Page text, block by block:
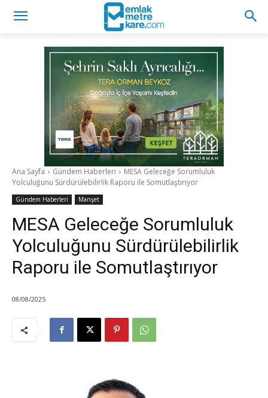
Ana Sayfa Gündem Haberleri
MESA Geleceğe Sorumluluk
Yolculuğunu Sürdürülebilirlik Raporu ile Somutlaştırıyor
Gündem Haberleri Manşet
MESA Geleceğe Sorumluluk
Yolculuğunu Sürdürülebilirlik
Raporu ile Somutlaştırıyor
08/08/2025